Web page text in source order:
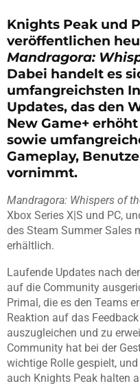
Knights Peak und
veröffentlichen
Mandragora:
Dabei handelt es
umfangreichsten
Updates, das den
New Game+
sowie
Gameplay,
vornimmt.
Mandragora: Whispers of
Xbox Series X|S und PC,
des Steam Summer Sales
erhältlich.
Laufende Updates nach
auf die Community
Primal, die es den Teams
Reaktion auf das
auszugleichen und zu
Community hat bei der
wichtige Rolle gespielt,
auch Knights Peak halten